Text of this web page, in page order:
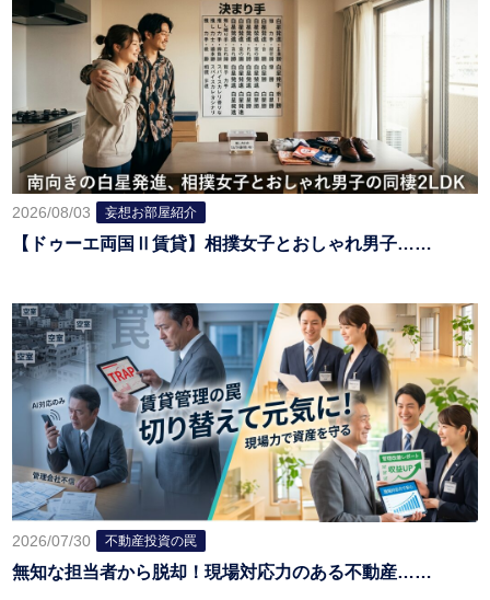
2026/08/03 妄想お部屋紹介
【ドゥーエ両国Ⅱ賃貸】相撲女子とおしゃれ男子……
2026/07/30 不動産投資の罠
無知な担当者から脱却！現場対応力のある不動産……